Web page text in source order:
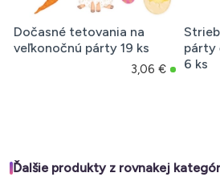
Dočasné tetovania na
veľkonočnú párty 19 ks
3,06 €
párty
6 ks
Ďalšie produkty z rovnakej